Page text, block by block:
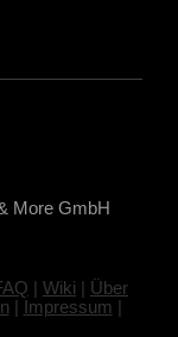
More GmbH
| Wiki | Über
| Impressum |